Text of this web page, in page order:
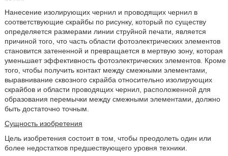
Нанесение изолирующих чернил и проводящих чернил в
соответствующие скрайбы по рисунку, который по существу
определяется размерами линии струйной печати, является
причиной того, что часть области фотоэлектрических элементов
становится затененной и превращается в мертвую зону, которая
уменьшает эффективность фотоэлектрических элементов. Кроме
того, чтобы получить контакт между смежными элементами,
выравнивание сквозного скрайба относительно изолирующих
скрайбов и области проводящих чернил, расположенной для
образования перемычки между смежными элементами, должно
быть достаточно точным.
Сущность изобретения
Цель изобретения состоит в том, чтобы преодолеть один или
более недостатков предшествующего уровня техники.